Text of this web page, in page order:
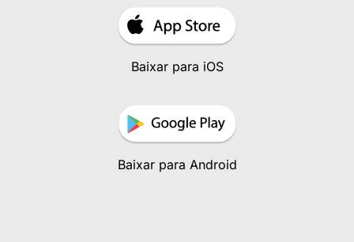
Baixar para iOS
Baixar para Android